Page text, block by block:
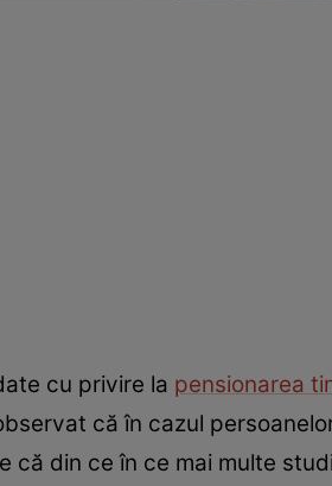
cu privire la pensionarea
că în cazul
că din ce în ce mai multe